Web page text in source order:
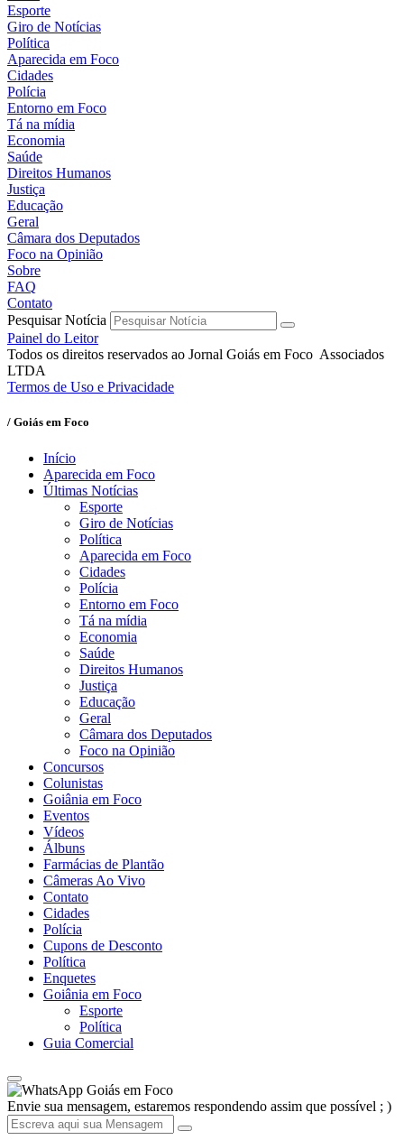
Esporte
Giro de Notícias
Política
Aparecida em Foco
Cidades
Polícia
Entorno em Foco
Tá na mídia
Economia
Saúde
Direitos Humanos
Justiça
Educação
Geral
Câmara dos Deputados
Foco na Opinião
Sobre
FAQ
Contato
Pesquisar Notícia
Painel do Leitor
Todos os direitos reservados ao Jornal Goiás em Foco Associados
LTDA
Termos de Uso e Privacidade
/ Goiás em Foco
Início
Aparecida em Foco
Últimas Notícias
Esporte
Giro de Notícias
Política
Aparecida em Foco
Cidades
Polícia
Entorno em Foco
Tá na mídia
Economia
Saúde
Direitos Humanos
Justiça
Educação
Geral
Câmara dos Deputados
Foco na Opinião
Concursos
Colunistas
Goiânia em Foco
Eventos
Vídeos
Álbuns
Farmácias de Plantão
Câmeras Ao Vivo
Contato
Cidades
Polícia
Cupons de Desconto
Política
Enquetes
Goiânia em Foco
Esporte
Política
Guia Comercial
Goiás em Foco
Envie sua mensagem, estaremos respondendo assim que possível ; )